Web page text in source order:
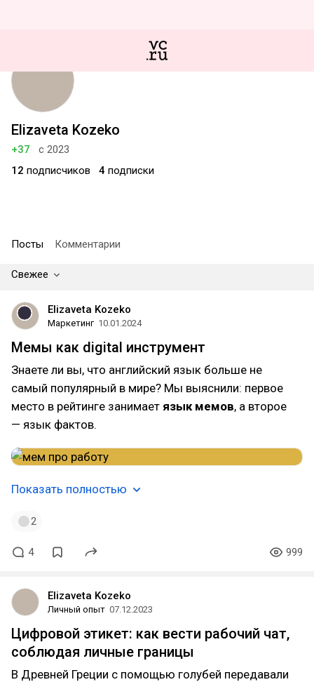
Elizaveta Kozeko
+37
с 2023
12 подписчиков 4 подписки
Посты Комментарии
Свежее
Elizaveta Kozeko
Маркетинг 10.01.2024
Мемы как digital инструмент
Знаете ли вы, что английский язык больше не
самый популярный в мире? Мы выяснили: первое
место в рейтинге занимает язык мемов, а второе
— язык фактов.
Показать полностью
2
4 999
Elizaveta Kozeko
Личный опыт 07.12.2023
Цифровой этикет: как вести рабочий чат,
соблюдая личные границы
В Древней Греции с помощью голубей передавали